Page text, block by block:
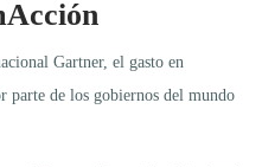
Gartner, el gasto en
de los gobiernos del mundo